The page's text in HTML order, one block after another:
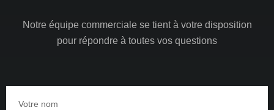
Notre équipe commerciale se tient à votre disposition
pour répondre à toutes vos questions